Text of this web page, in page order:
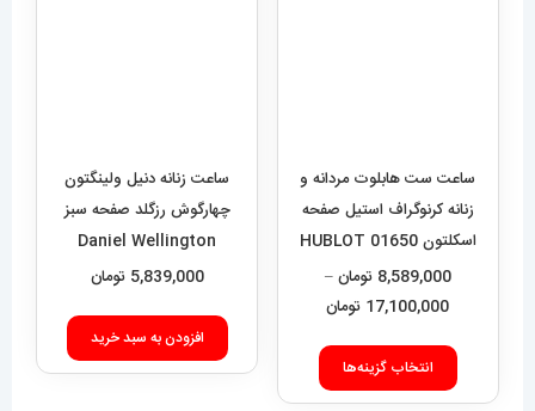
ساعت ست هابلوت مردانه و
زنانه کرنوگراف استیل صفحه
اسکلتون 01650 HUBLOT
BIG BANG
8,589,000 تومان–
17,100,000 تومانمحدوده
8,589,000 تومان
تا
انتخاب گزینه‌ها
این
محصول
ساعت زنانه دنیل ولینگتون
چهارگوش رزگلد صفحه سبز
Daniel Wellington
Quadro 421
5,839,000 تومان
افزودن به سبد خرید